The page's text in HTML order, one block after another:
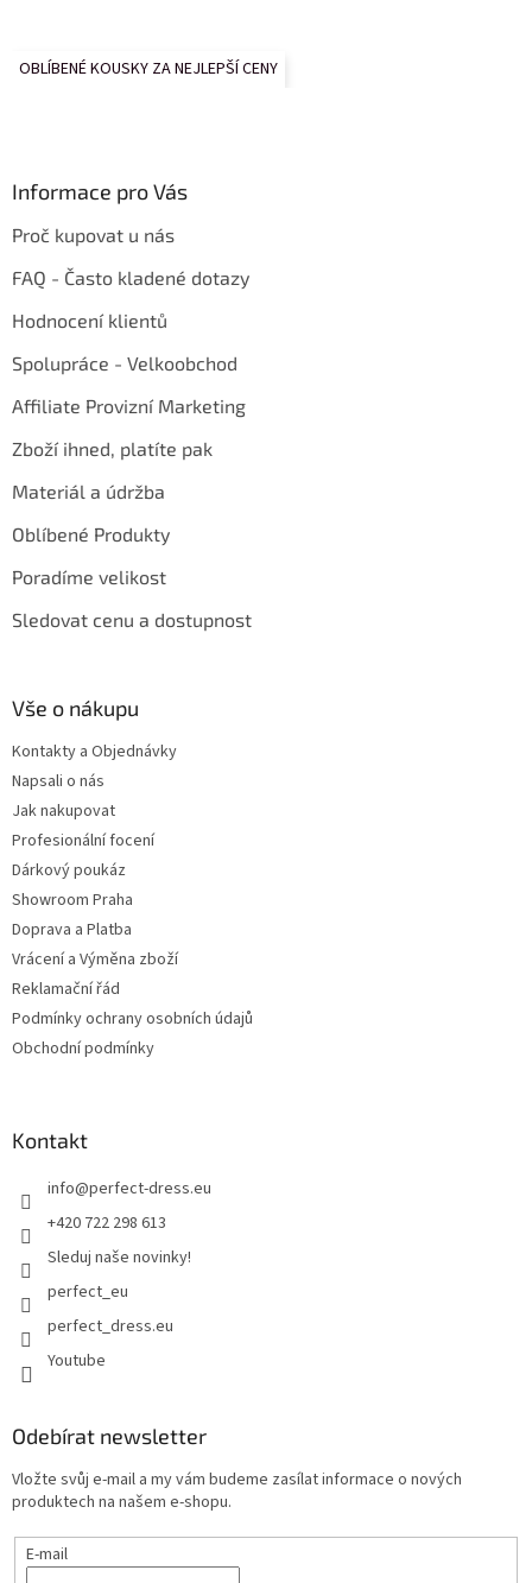
OBLÍBENÉ KOUSKY ZA NEJLEPŠÍ CENY
Informace pro Vás
Proč kupovat u nás
FAQ - Často kladené dotazy
Hodnocení klientů
Spolupráce - Velkoobchod
Affiliate Provizní Marketing
Zboží ihned, platíte pak
Materiál a údržba
Oblíbené Produkty
Poradíme velikost
Sledovat cenu a dostupnost
Vše o nákupu
Kontakty a Objednávky
Napsali o nás
Jak nakupovat
Profesionální focení
Dárkový poukáz
Showroom Praha
Doprava a Platba
Vrácení a Výměna zboží
Reklamační řád
Podmínky ochrany osobních údajů
Obchodní podmínky
Kontakt
info@perfect-dress.eu
+420 722 298 613
Sleduj naše novinky!
perfect_eu
perfect_dress.eu
Youtube
Odebírat newsletter
Vložte svůj e-mail a my vám budeme zasílat informace o nových
produktech na našem e-shopu.
E-mail